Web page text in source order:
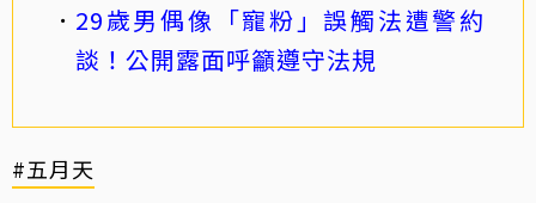
29歲男偶像「寵粉」誤觸法遭警約
談！公開露面呼籲遵守法規
#五月天